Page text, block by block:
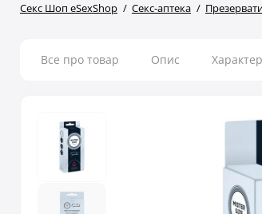
Секс Шоп eSexShop Секс-аптека
Все про товар Опис